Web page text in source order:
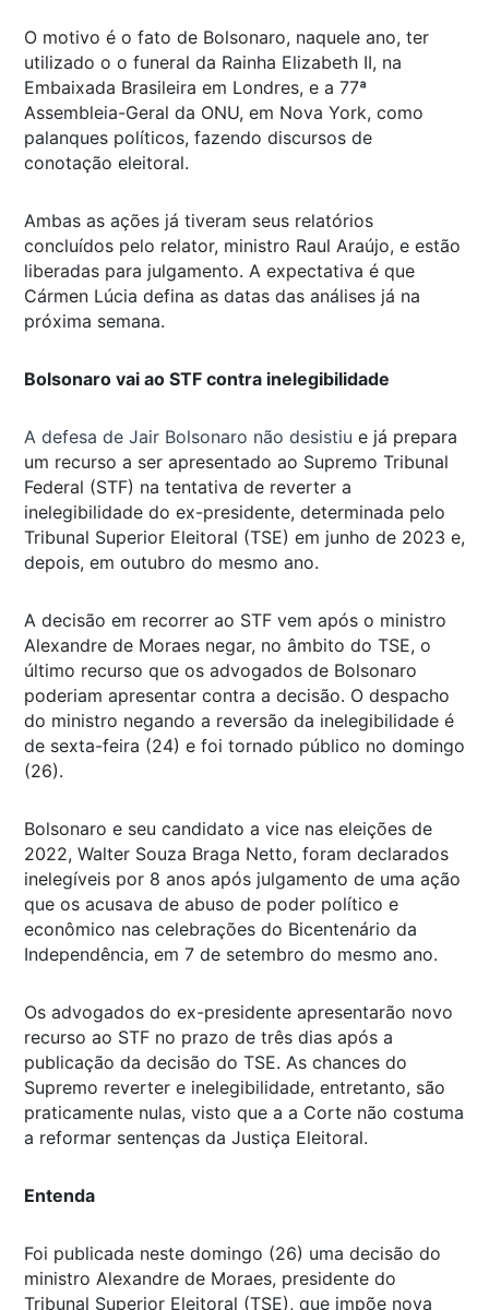
O motivo é o fato de Bolsonaro, naquele ano, ter
utilizado o o funeral da Rainha Elizabeth II, na
Embaixada Brasileira em Londres, e a 77ª
Assembleia-Geral da ONU, em Nova York, como
palanques políticos, fazendo discursos de
conotação eleitoral.
Ambas as ações já tiveram seus relatórios
concluídos pelo relator, ministro Raul Araújo, e estão
liberadas para julgamento. A expectativa é que
Cármen Lúcia defina as datas das análises já na
próxima semana.
Bolsonaro vai ao STF contra inelegibilidade
A defesa de Jair Bolsonaro não desistiu e já prepara
um recurso a ser apresentado ao Supremo Tribunal
Federal (STF) na tentativa de reverter a
inelegibilidade do ex-presidente, determinada pelo
Tribunal Superior Eleitoral (TSE) em junho de 2023 e,
depois, em outubro do mesmo ano.
A decisão em recorrer ao STF vem após o ministro
Alexandre de Moraes negar, no âmbito do TSE, o
último recurso que os advogados de Bolsonaro
poderiam apresentar contra a decisão. O despacho
do ministro negando a reversão da inelegibilidade é
de sexta-feira (24) e foi tornado público no domingo
(26).
Bolsonaro e seu candidato a vice nas eleições de
2022, Walter Souza Braga Netto, foram declarados
inelegíveis por 8 anos após julgamento de uma ação
que os acusava de abuso de poder político e
econômico nas celebrações do Bicentenário da
Independência, em 7 de setembro do mesmo ano.
Os advogados do ex-presidente apresentarão novo
recurso ao STF no prazo de três dias após a
publicação da decisão do TSE. As chances do
Supremo reverter e inelegibilidade, entretanto, são
praticamente nulas, visto que a a Corte não costuma
a reformar sentenças da Justiça Eleitoral.
Entenda
Foi publicada neste domingo (26) uma decisão do
ministro Alexandre de Moraes, presidente do
Tribunal Superior Eleitoral (TSE), que impõe nova